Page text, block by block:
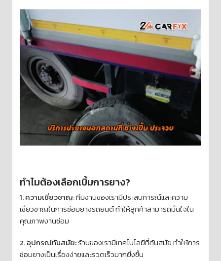
ทำไมต้องเลือกเบิ้มการยาง?
1. ความเชี่ยวชาญ:ทีมงานของเรามีประสบการณ์และความ
เชี่ยวชาญในการซ่อมยางรถยนต์ ทำให้ลูกค้าสามารถมั่นใจใน
คุณภาพงานซ่อม
2. อุปกรณ์ทันสมัย:ร้านของเรามีเทคโนโลยีที่ทันสมัย ทำให้การ
ซ่อมยางเป็นเรื่องง่ายและรวดเร็วมากยิ่งขึ้น